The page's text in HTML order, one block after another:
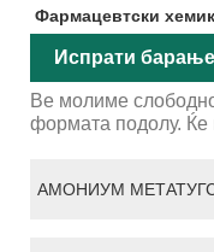
Фармацевтски
Испрати барање
Ве молиме
формата подолу. Ќе